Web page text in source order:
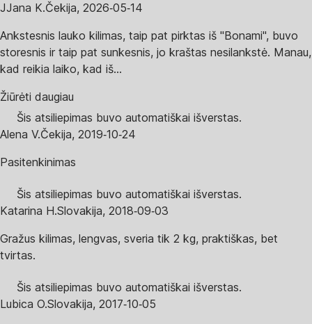
JJana K.Čekija, 2026‑05‑14
Ankstesnis lauko kilimas, taip pat pirktas iš "Bonami", buvo
storesnis ir taip pat sunkesnis, jo kraštas nesilankstė. Manau,
kad reikia laiko, kad iš...
Žiūrėti daugiau
Šis atsiliepimas buvo automatiškai išverstas.
Alena V.Čekija, 2019‑10‑24
Pasitenkinimas
Šis atsiliepimas buvo automatiškai išverstas.
Katarina H.Slovakija, 2018‑09‑03
Gražus kilimas, lengvas, sveria tik 2 kg, praktiškas, bet
tvirtas.
Šis atsiliepimas buvo automatiškai išverstas.
Lubica O.Slovakija, 2017‑10‑05